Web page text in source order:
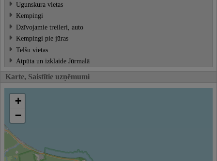
Ugunskura vietas
Kempingi
Dzīvojamie treileri, auto
Kempingi pie jūras
Telšu vietas
Atpūta un izklaide Jūrmalā
Karte, Saistītie uzņēmumi
+
−